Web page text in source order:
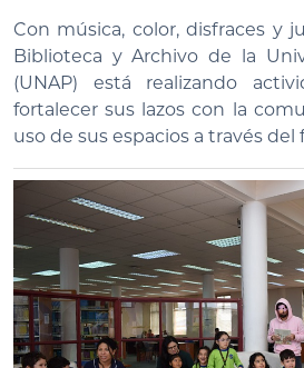
Con música, color, disfraces y
Biblioteca y Archivo de la
(UNAP) está realizando
fortalecer sus lazos con la
uso de sus espacios a través